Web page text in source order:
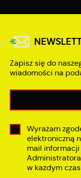
Zapisz się do
wiadomości na
Wyrażam
elektroniczną
mail
Administratora
w każdym